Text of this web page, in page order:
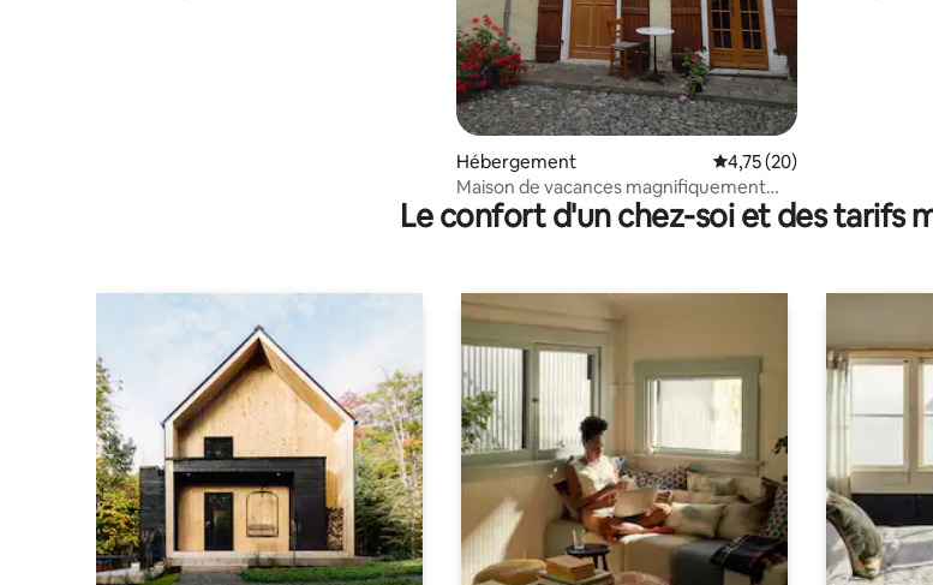
Hébergement Évaluation moyenne sur la
4,75 (20)
Maison de vacances magnifiquement
rénovée et meublée
Le confort d'un chez-soi et des tarifs